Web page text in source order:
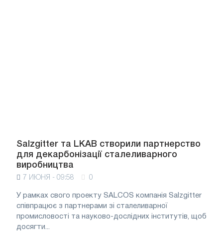
Salzgitter та LKAB створили партнерство
для декарбонізації сталеливарного
виробництва
7 ИЮНЯ - 09:58 0
У рамках свого проекту SALCOS компанія Salzgitter
співпрацює з партнерами зі сталеливарної
промисловості та науково-дослідних інститутів, щоб
досягти...